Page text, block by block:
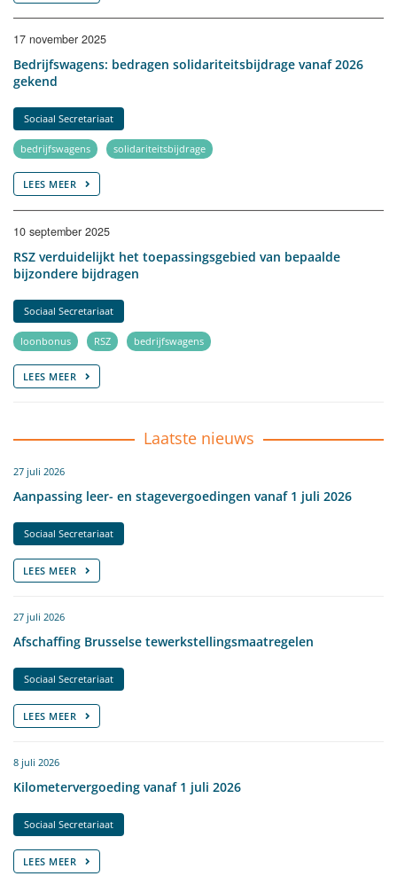
17 november 2025
Bedrijfswagens: bedragen solidariteitsbijdrage vanaf 2026
gekend
Sociaal Secretariaat
bedrijfswagens solidariteitsbijdrage
LEES MEER
10 september 2025
RSZ verduidelijkt het toepassingsgebied van bepaalde
bijzondere bijdragen
Sociaal Secretariaat
loonbonus RSZ bedrijfswagens
LEES MEER
Laatste nieuws
27 juli 2026
Aanpassing leer- en stagevergoedingen vanaf 1 juli 2026
Sociaal Secretariaat
LEES MEER
27 juli 2026
Afschaffing Brusselse tewerkstellingsmaatregelen
Sociaal Secretariaat
LEES MEER
8 juli 2026
Kilometervergoeding vanaf 1 juli 2026
Sociaal Secretariaat
LEES MEER